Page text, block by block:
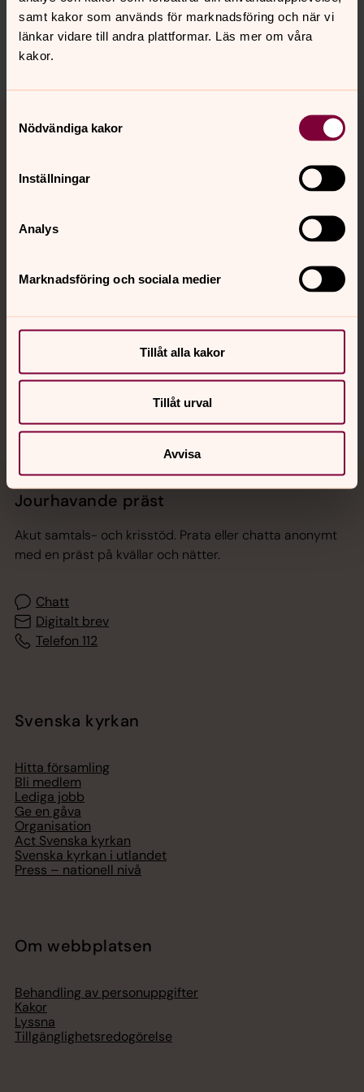
samt kakor som används för marknadsföring och när vi
länkar vidare till andra plattformar. Läs mer om våra
kakor.
Nödvändiga kakor
Inställningar
Analys
Marknadsföring och sociala medier
Tillåt alla kakor
Tillåt urval
Avvisa
nora.tarnsjo.forsamling@svenskakyrkan.se
Dela
Kontakt
Hitta snabbt
Sociala kanaler
Jourhavande präst
Akut samtals- och krisstöd. Prata eller chatta anonymt
med en präst på kvällar och nätter.
Chatt
Digitalt brev
Telefon 112
Svenska kyrkan
Hitta församling
Bli medlem
Lediga jobb
Ge en gåva
Organisation
Act Svenska kyrkan
Svenska kyrkan i utlandet
Press – nationell nivå
Om webbplatsen
Behandling av personuppgifter
Kakor
Lyssna
Tillgänglighetsredogörelse